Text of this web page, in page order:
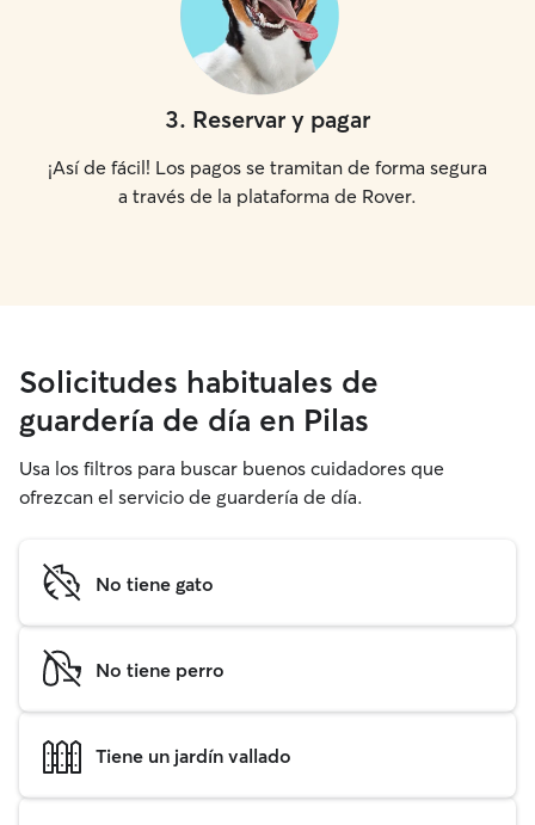
3. Reservar y pagar
¡Así de fácil! Los pagos se tramitan de forma segura
a través de la plataforma de Rover.
Solicitudes habituales de
guardería de día en Pilas
Usa los filtros para buscar buenos cuidadores que
ofrezcan el servicio de guardería de día.
No tiene gato
No tiene perro
Tiene un jardín vallado